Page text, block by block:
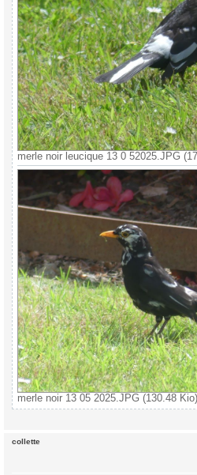
merle noir leucique 13 0 52025.JPG
merle noir 13 05 2025.JPG (130.48
collette